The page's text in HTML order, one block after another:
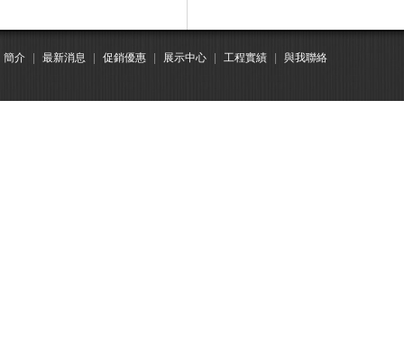
簡介 最新消息 促銷優惠 展示中心 工程實績 與我聯絡